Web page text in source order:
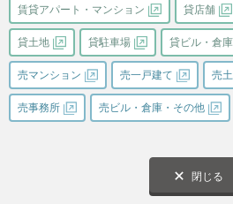
賃貸アパート・マンション 貸店舗
貸土地 貸駐車場 貸ビル・倉
売マンション 売一戸建て 売
売事務所 売ビル・倉庫・その他
閉じる